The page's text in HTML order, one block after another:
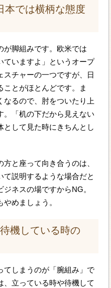
本では横柄な態度
が脚組みです。欧米では
ていますよ」というオープ
スチャーの一つですが、日
ことがほとんどです。ま
なるので、肘をついたり上
。「机の下だから見えない
として見た時にきちんとし
と座って向き合うのは、
説明するような場合だと
ネスの場ですからNG。
めましょう。
機している時の
てしまうのが「腕組み」で
、立っている時や待機して